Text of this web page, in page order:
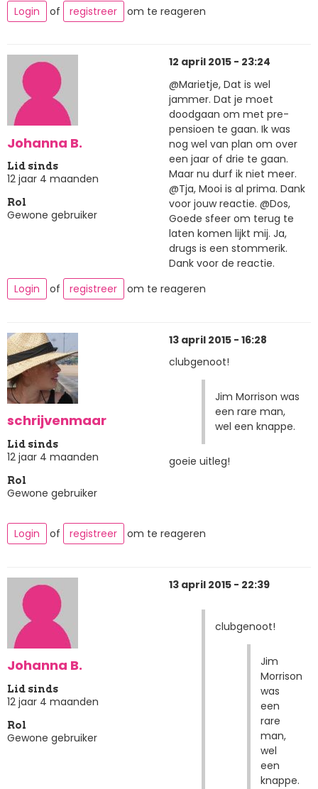
Login
of registreer om te reageren
Johanna B.
Lid sinds
12 jaar 4 maanden
Rol
Gewone gebruiker
12 april 2015 - 23:24
@Marietje, Dat is wel
jammer. Dat je moet
doodgaan om met pre-
pensioen te gaan. Ik was
nog wel van plan om over
een jaar of drie te gaan.
Maar nu durf ik niet meer.
@Tja, Mooi is al prima. Dank
voor jouw reactie. @Dos,
Goede sfeer om terug te
laten komen lijkt mij. Ja,
drugs is een stommerik.
Dank voor de reactie.
Login
of registreer om te reageren
schrijvenmaar
Lid sinds
12 jaar 4 maanden
Rol
Gewone gebruiker
13 april 2015 - 16:28
clubgenoot!
Jim Morrison was
een rare man,
wel een knappe.
goeie uitleg!
Login of registreer om te reageren
Johanna B.
Lid sinds
12 jaar 4 maanden
Rol
Gewone gebruiker
13 april 2015 - 22:39
clubgenoot!
Jim
Morrison
was
een
rare
man,
wel
een
knappe.